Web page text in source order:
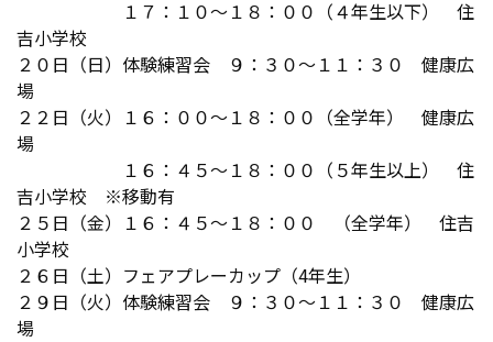
１７：１０～１８：００（４年生以下） 住
吉小学校
２０日（日）体験練習会 ９：３０～１１：３０ 健康広
場
２２日（火）
１６：００～１８：００（全学年） 健康広
場
１６：４５～１８：００（５年生以上） 住
吉小学校 ※移動有
２５日（金）１６：４５～１８：００ （全学年） 住吉
小学校
２６日（土）フェアプレーカップ（4年生）
２９日（火）体験練習会 ９：３０～１１：３０ 健康広
場